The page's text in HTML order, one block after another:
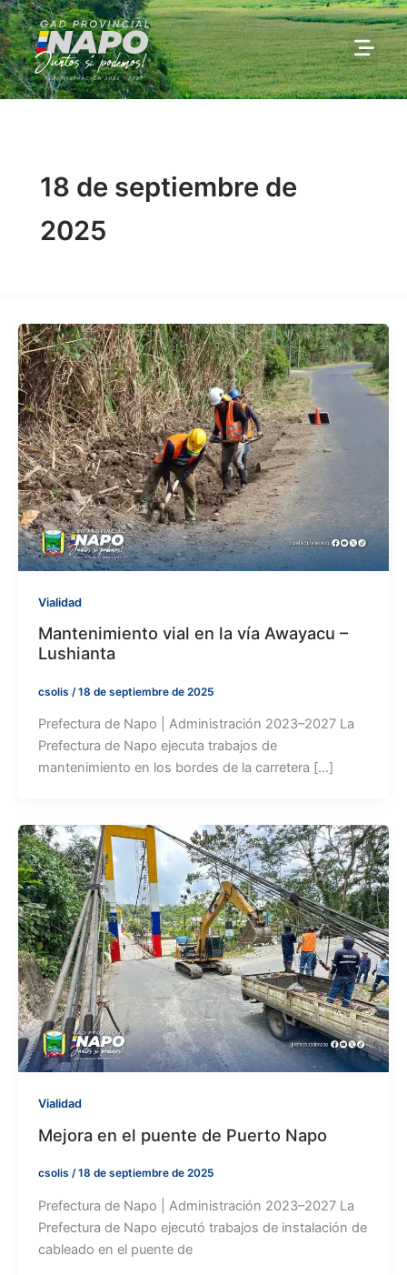
Ir
al
contenido
18 de septiembre de
2025
Vialidad
Mantenimiento vial en la vía Awayacu –
Lushianta
csolis /18 de septiembre de 2025
Prefectura de Napo | Administración 2023–2027 La
Prefectura de Napo ejecuta trabajos de
mantenimiento en los bordes de la carretera […]
Vialidad
Mejora en el puente de Puerto Napo
csolis /18 de septiembre de 2025
Prefectura de Napo | Administración 2023–2027 La
Prefectura de Napo ejecutó trabajos de instalación de
cableado en el puente de